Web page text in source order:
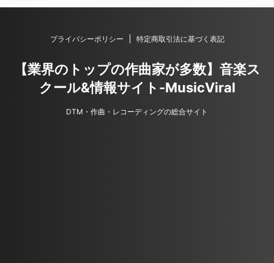
プライバシーポリシー 特定商取引法に基づく表記
【業界のトップの作曲家が多数】音楽ス
クール&情報サイト-MusicViral
DTM・作曲・レコーディングの総合サイト